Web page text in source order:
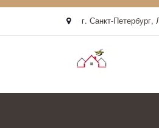
г. Санкт-Петербург,